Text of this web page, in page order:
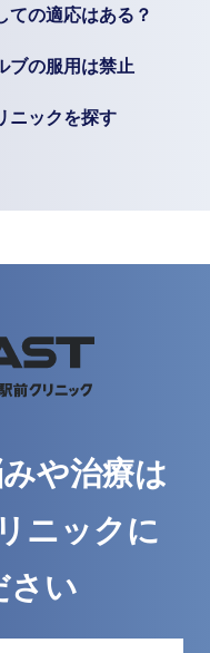
ての適応はある？
ブの服用は禁止
ニックを探す
や治療は
ニックに
さい